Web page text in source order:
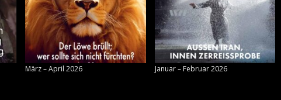
März – April 2026 Januar – Februar 2026